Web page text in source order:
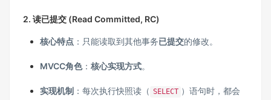
2. 读已提交 (Read Committed, RC)
核心特点 ：只能读取到其他事务已提交的修改。
MVCC角色： 核心实现方式。
实现机制 ：每次执行快照读（ SELECT ）语句时，都会